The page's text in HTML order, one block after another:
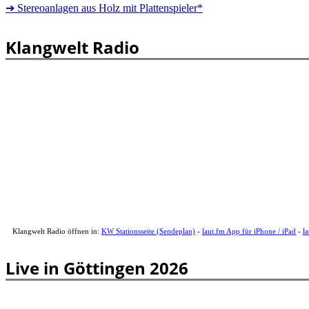
➔ Stereoanlagen aus Holz mit Plattenspieler*
Klangwelt Radio
Klangwelt Radio öffnen in: KW Stationsseite (Sendeplan) - laut.fm App für iPhone / iPad -
Live in Göttingen 2026